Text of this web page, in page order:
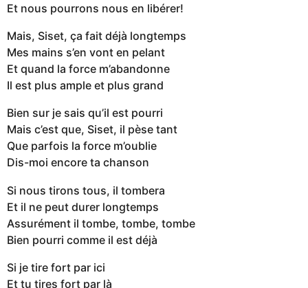
Et nous pourrons nous en libérer!
Mais, Siset, ça fait déjà longtemps
Mes mains s’en vont en pelant
Et quand la force m’abandonne
Il est plus ample et plus grand
Bien sur je sais qu’il est pourri
Mais c’est que, Siset, il pèse tant
Que parfois la force m’oublie
Dis-moi encore ta chanson
Si nous tirons tous, il tombera
Et il ne peut durer longtemps
Assurément il tombe, tombe, tombe
Bien pourri comme il est déjà
Si je tire fort par ici
Et tu tires fort par là